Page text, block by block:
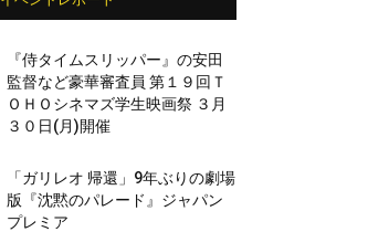
『侍タイムスリッパー』の安田
監督など豪華審査員 第１９回Ｔ
ＯＨＯシネマズ学生映画祭 ３月
３０日(月)開催
「ガリレオ 帰還」9年ぶりの劇場
版『沈黙のパレード』ジャパン
プレミア